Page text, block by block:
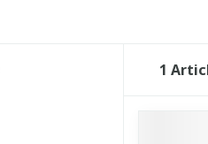
1